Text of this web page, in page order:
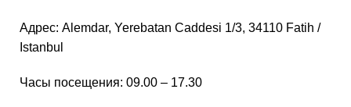
Адрес: Alemdar, Yerebatan Caddesi 1/3, 34110 Fatih /
Istanbul
Часы посещения: 09.00 – 17.30